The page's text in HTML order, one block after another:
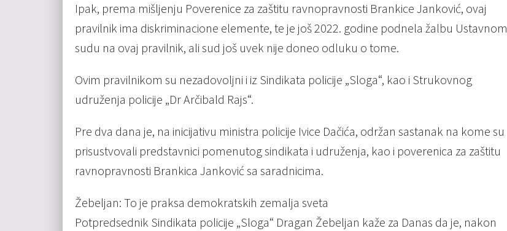
Ipak, prema mišljenju Poverenice za zaštitu ravnopravnosti Brankice Janković, ovaj
pravilnik ima diskriminacione elemente, te je još 2022. godine podnela žalbu Ustavnom
sudu na ovaj pravilnik, ali sud još uvek nije doneo odluku o tome.
Ovim pravilnikom su nezadovoljni i iz Sindikata policije „Sloga“, kao i Strukovnog
udruženja policije „Dr Arčibald Rajs“.
Pre dva dana je, na inicijativu ministra policije Ivice Dačića, održan sastanak na kome su
prisustvovali predstavnici pomenutog sindikata i udruženja, kao i poverenica za zaštitu
ravnopravnosti Brankica Janković sa saradnicima.
Žebeljan: To je praksa demokratskih zemalja sveta
Potpredsednik Sindikata policije „Sloga“ Dragan Žebeljan kaže za Danas da je, nakon